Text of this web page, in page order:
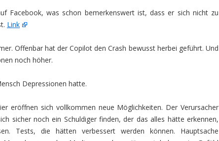
Facebook, was schon bemerkenswert ist, dass er sich nicht zu
Link
Offenbar hat der Copilot den Crash bewusst herbei geführt. Und
noch höher.
Depressionen hatte.
eröffnen sich vollkommen neue Möglichkeiten. Der Verursacher
sicher noch ein Schuldiger finden, der das alles hätte erkennen,
Tests, die hätten verbessert werden können. Hauptsache